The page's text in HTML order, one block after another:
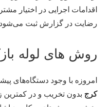
اقدامات اجرایی در اختیار
رضایت در گزارش ثبت
روش‌ های لوله
امروزه با وجود دستگاه‌های
کرج بدون تخریب و در کمترین